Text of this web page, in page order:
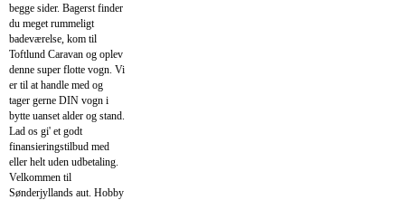
begge sider. Bagerst finder
du meget rummeligt
badeværelse, kom til
Toftlund Caravan og oplev
denne super flotte vogn. Vi
er til at handle med og
tager gerne DIN vogn i
bytte uanset alder og stand.
Lad os gi' et godt
finansieringstilbud med
eller helt uden udbetaling.
Velkommen til
Sønderjyllands aut. Hobby